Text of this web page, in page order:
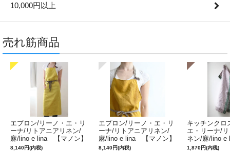
10,000円以上
売れ筋商品
エプロン/リーノ・エ・リ
ーナ/リトアニアリネン/
麻/lino e lina 【マノン】
ミモザ
8,140円(内税)
エプロン/リーノ・エ・リ
ーナ/リトアニアリネン/
麻/lino e lina 【マノン】
サフランイエロー
8,140円(内税)
キッチンクロ
エ・リーナ/
ネン/麻/lino
ルフィ】パー
1,870円(内税)